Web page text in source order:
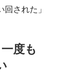
された」
度も